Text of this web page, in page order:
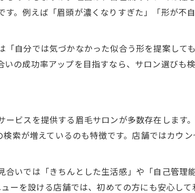
眉毛サロン活用で理想の印象を手
理想の眉毛でお見合い自信アップ
理想の眉毛が婚活成功を後押しする
顔型に合わせた眉毛選びのコツ解説
お見合い向け顔型別眉毛選びのポイ
眉毛サロンでプロが導く顔型別デザ
。例えば「眉頭が濃くなりすぎた」「形が不
自分では気づかなかった似合う形を提案して
の成功率アップを目指すなら、サロン選びも検
ビスを提供する眉毛サロンが多数存在します
索が増えているのも特徴です。店舗ではカウ
いでは「きちんとした生活感」や「自己管理
ーを設ける店舗では、初めての方にも安心して